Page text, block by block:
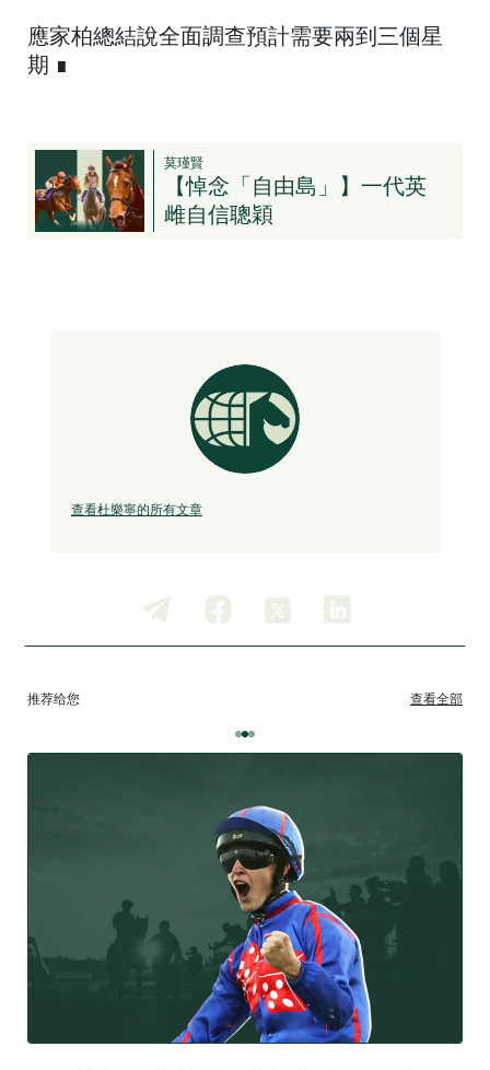
應家柏總結說全面調查預計需要兩到三個星
期 ∎
莫瑾賢
【悼念「自由島」】一代英
雌自信聰穎
查看杜樂寧的所有文章
推荐给您 查看全部